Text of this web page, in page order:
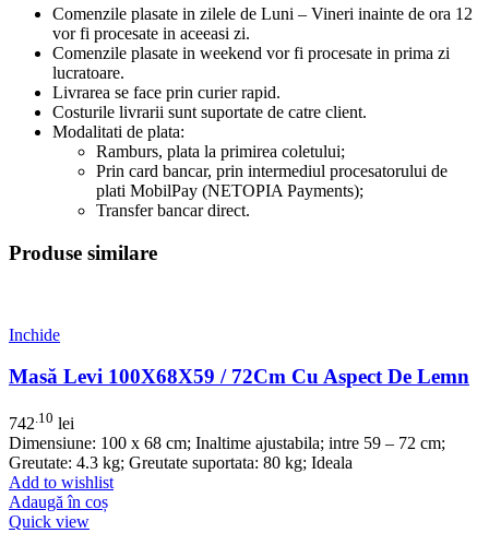
Comenzile plasate in zilele de Luni – Vineri inainte de ora 12
vor fi procesate in aceeasi zi.
Comenzile plasate in weekend vor fi procesate in prima zi
lucratoare.
Livrarea se face prin curier rapid.
Costurile livrarii sunt suportate de catre client.
Modalitati de plata:
Ramburs, plata la primirea coletului;
Prin card bancar, prin intermediul procesatorului de
plati MobilPay (NETOPIA Payments);
Transfer bancar direct.
Produse similare
Inchide
Masă Levi 100X68X59 / 72Cm Cu Aspect De Lemn
742.10 lei
Dimensiune: 100 x 68 cm; Inaltime ajustabila; intre 59 – 72 cm;
Greutate: 4.3 kg; Greutate suportata: 80 kg; Ideala
Add to wishlist
Adaugă în coș
Quick view